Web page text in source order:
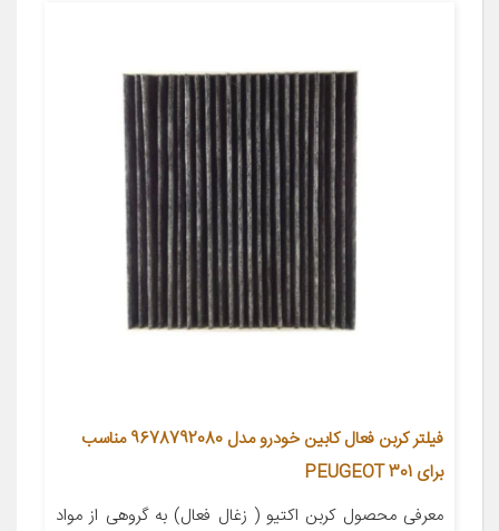
فیلتر کربن فعال کابین خودرو مدل 9678792080 مناسب
برای PEUGEOT 301
معرفی محصول کربن اکتیو ( زغال فعال) به گروهی از مواد